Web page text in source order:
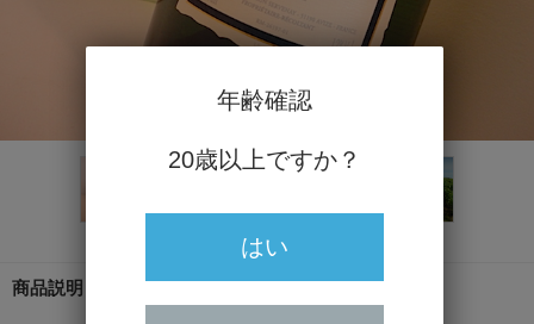
商品説明
年齢確認
20歳以上ですか？
はい